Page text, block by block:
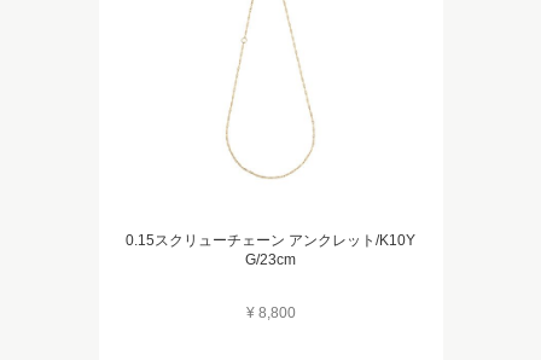
0.15スクリューチェーン アンクレット/K10Y
G/23cm
¥ 8,800